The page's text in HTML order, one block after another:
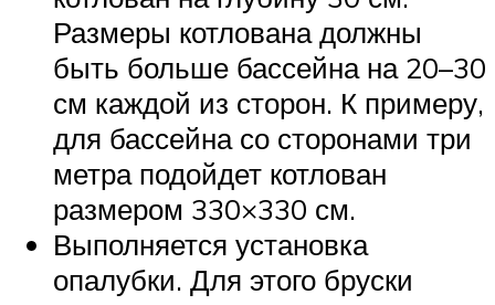
Размеры котлована должны
быть больше бассейна на 20–30
см каждой из сторон. К примеру,
для бассейна со сторонами три
метра подойдет котлован
размером 330×330 см.
Выполняется установка
опалубки. Для этого бруски